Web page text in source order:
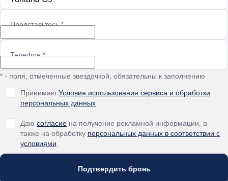
Представьтесь*
Телефон*
* - поля, отмеченные звездочкой, обязательны к заполнению
Принимаю Условия использования сервиса и обработки
персональных данных
Даю согласие на получение рекламной информации, а
также на обработку персональных данных в соответствии с
условиями
Подтвердить бронь